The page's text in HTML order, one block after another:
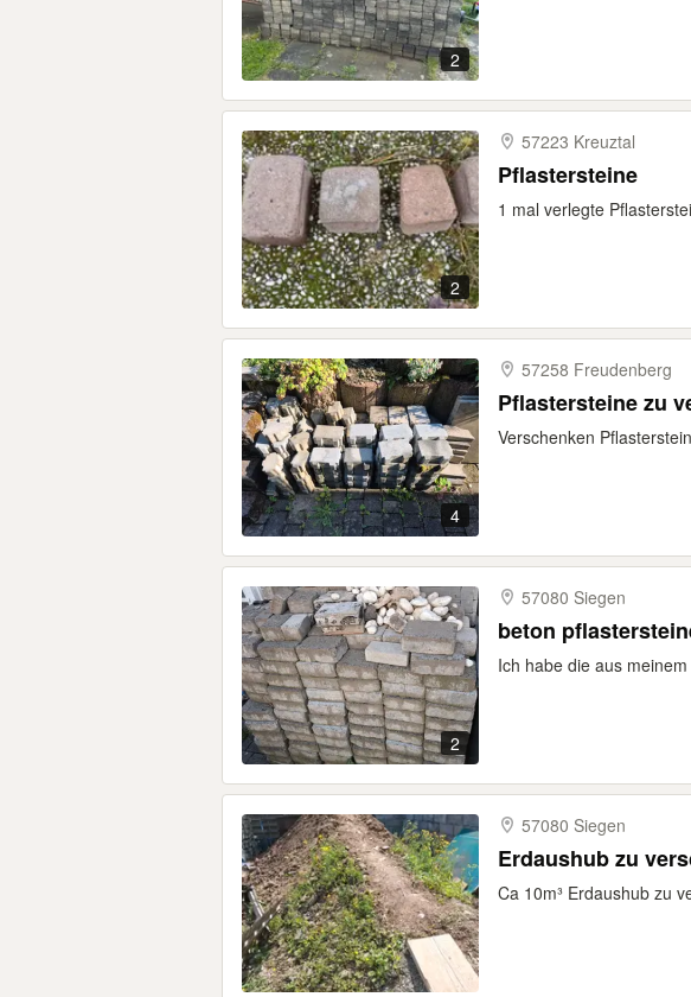
2
2
57223 Kreuztal
Pflastersteine
1 mal verlegte
4
57258 Freudenberg
Pflastersteine zu
Verschenken
2
57080 Siegen
beton
Ich habe die aus
57080 Siegen
Erdaushub zu
Ca 10m³ Erdaushub zu